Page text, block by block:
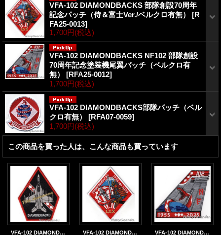
VFA-102 DIAMONDBACKS 部隊創設70周年
記念パッチ（侍＆富士Ver./ベルクロ有無） [R
FA25-0013]
1,700円(税込)
VFA-102 DIAMONDBACKS NF102 部隊創設
70周年記念塗装機尾翼パッチ（ベルクロ有
無） [RFA25-0012]
1,700円(税込)
VFA-102 DIAMONDBACKS部隊パッチ（ベル
クロ有無） [RFA07-0059]
1,700円(税込)
この商品を買った人は、こんな商品も買っています
VFA-102 DIAMONDBACKS 部隊創設70周年記念F/A-18Fショルダーパッチ（ベルクロ有無） VFA-102 DIAMONDBACKS 部隊創設70周年記念パッチ（侍＆富士Ver./ベルクロ有無） VFA-102 DIAMONDBACKS NF102 部隊創設70周年記念塗装機尾翼パッチ（ベルクロ有無）